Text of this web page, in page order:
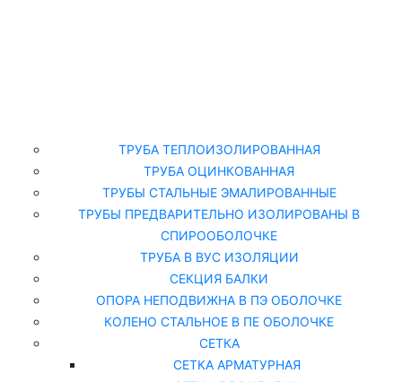
ТРУБА ТЕПЛОИЗОЛИРОВАННАЯ
ТРУБА ОЦИНКОВАННАЯ
ТРУБЫ СТАЛЬНЫЕ ЭМАЛИРОВАННЫЕ
ТРУБЫ ПРЕДВАРИТЕЛЬНО ИЗОЛИРОВАНЫ В
СПИРООБОЛОЧКЕ
ТРУБА В ВУС ИЗОЛЯЦИИ
СЕКЦИЯ БАЛКИ
ОПОРА НЕПОДВИЖНА В ПЭ ОБОЛОЧКЕ
КОЛЕНО СТАЛЬНОЕ В ПЕ ОБОЛОЧКЕ
СЕТКА
СЕТКА АРМАТУРНАЯ